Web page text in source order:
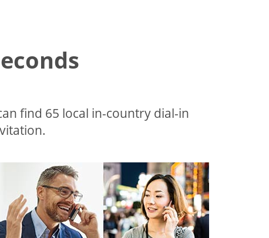
find 65 local in-country dial-in